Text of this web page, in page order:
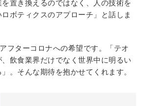
置き換えるのではなく、人の技術を
ボティクスのアプローチ」と話しま
フターコロナへの希望です。「テオ
飲食業界だけでなく世界中に明るい
。そんな期待を抱かせてくれます。